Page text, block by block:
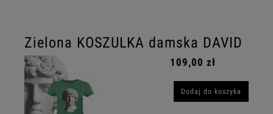
Zielona KOSZULKA damska DAVID
109,00 zł
Dodaj do koszyka